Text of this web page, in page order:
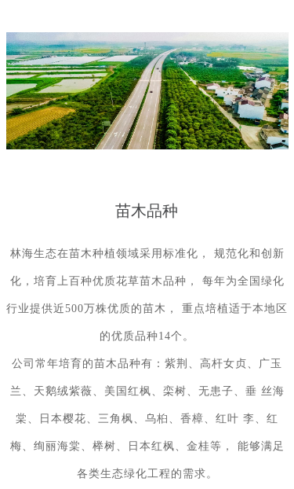
苗木品种
林海生态在苗木种植领域采用标准化， 规范化和创新
化，培育上百种优质花草苗木品种， 每年为全国绿化
行业提供近500万株优质的苗木， 重点培植适于本地区
的优质品种14个。
公司常年培育的苗木品种有：紫荆、高杆女贞、广玉
兰、天鹅绒紫薇、美国红枫、栾树、无患子、垂 丝海
棠、日本樱花、三角枫、乌桕、香樟、红叶 李、红
梅、绚丽海棠、榉树、日本红枫、金桂等， 能够满足
各类生态绿化工程的需求。